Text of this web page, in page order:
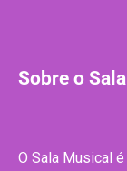
Sobre o
O Sala Musical